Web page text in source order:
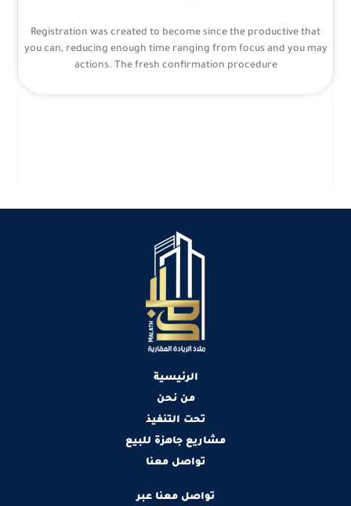
Registration was created to become since the productive that
you can, reducing enough time ranging from focus and you may
actions. The fresh confirmation procedure
تواصل معنا عبر
الرئيسية
من نحن
تحت التنفيذ
مشاريع جاهزة للبيع
تواصل معنا